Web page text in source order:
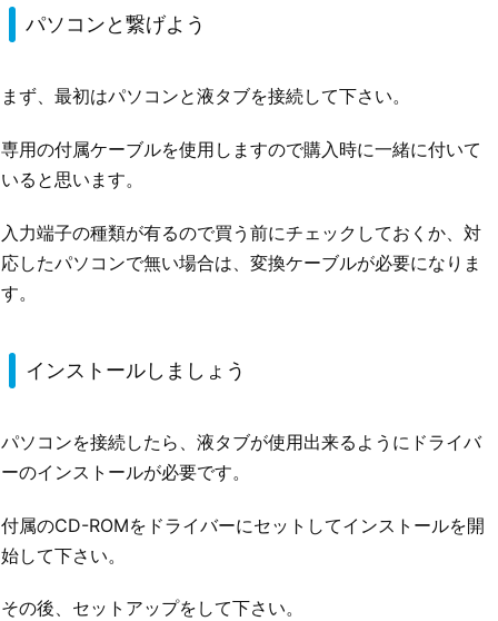
パソコンと繋げよう
まず、最初はパソコンと液タブを接続して下さい。
専用の付属ケーブルを使用しますので購入時に一緒に付いて
いると思います。
入力端子の種類が有るので買う前にチェックしておくか、対
応したパソコンで無い場合は、変換ケーブルが必要になりま
す。
インストールしましょう
パソコンを接続したら、液タブが使用出来るようにドライバ
ーのインストールが必要です。
付属のCD-ROMをドライバーにセットしてインストールを開
始して下さい。
その後、セットアップをして下さい。